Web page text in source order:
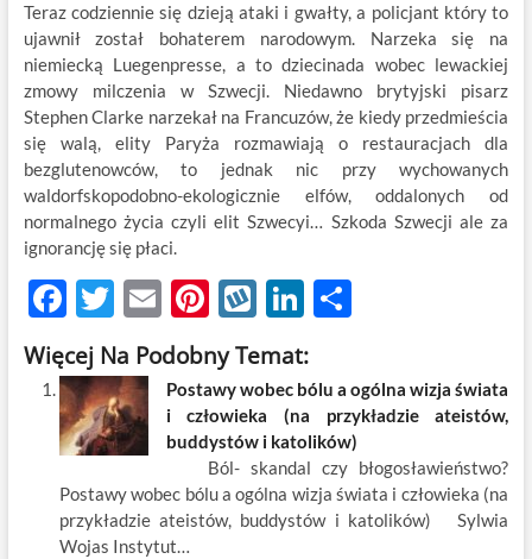
Teraz codziennie się dzieją ataki i gwałty, a policjant który to
ujawnił został bohaterem narodowym. Narzeka się na
niemiecką Luegenpresse, a to dziecinada wobec lewackiej
zmowy milczenia w Szwecji. Niedawno brytyjski pisarz
Stephen Clarke narzekał na Francuzów, że kiedy przedmieścia
się walą, elity Paryża rozmawiają o restauracjach dla
bezglutenowców, to jednak nic przy wychowanych
waldorfskopodobno-ekologicznie elfów, oddalonych od
normalnego życia czyli elit Szwecyi… Szkoda Szwecji ale za
ignorancję się płaci.
F
ac
e
b
o
o
k
T
w
itt
er
E
m
ail
Pi
nt
er
es
t
W
k
o
p
Li
k
e
dI
n
S
ar
e
Więcej Na Podobny Temat:
Postawy wobec bólu a ogólna wizja świata
i człowieka (na przykładzie ateistów,
buddystów i katolików)
Ból- skandal czy błogosławieństwo?
Postawy wobec bólu a ogólna wizja świata i człowieka (na
przykładzie ateistów, buddystów i katolików) Sylwia
Wojas Instytut…